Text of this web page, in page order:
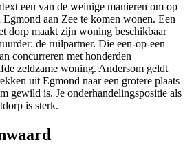
een van de weinige manieren om op
aan Zee te komen wonen. Een
dorp maakt zijn woning beschikbaar
de ruilpartner. Die een-op-een
concurreren met honderden
zeldzame woning. Andersom geldt
uit Egmond naar een grotere plaats
gewild is. Je onderhandelingspositie als
is sterk.